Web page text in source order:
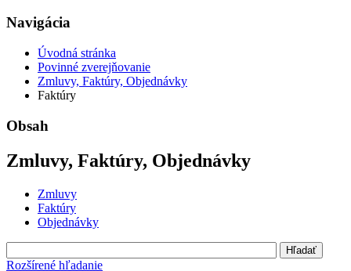
Navigácia
Úvodná stránka
Povinné zverejňovanie
Zmluvy, Faktúry, Objednávky
Faktúry
Obsah
Zmluvy, Faktúry, Objednávky
Zmluvy
Faktúry
Objednávky
Rozšírené hľadanie